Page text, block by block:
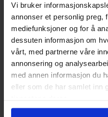
Vi bruker
annonser et personlig preg,
mediefunksjoner og for å
dessuten informasjon om
vårt, med partnerne våre
annonsering og
med annen informasjon du
eller som de har samlet inn